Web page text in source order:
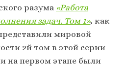
разума «Работа
задач. Том 1», как
мировой
2й том в этой серии
на первом этапе были